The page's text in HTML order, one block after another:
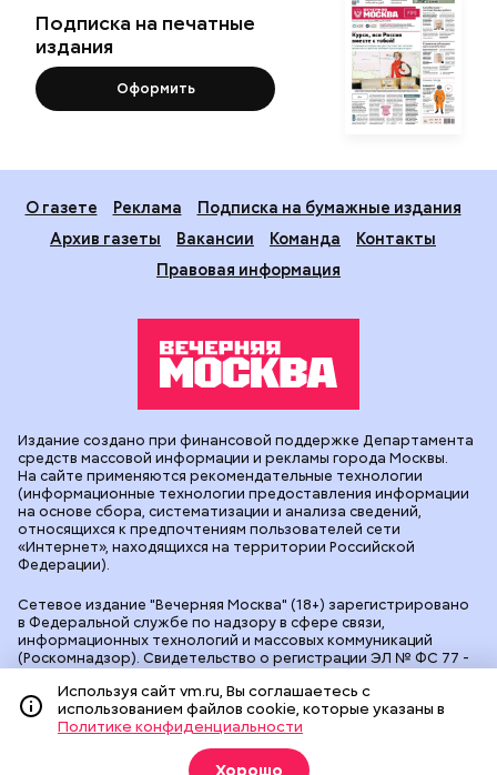
Подписка на печатные
издания
Оформить
О газете Реклама
Подписка на бумажные издания
Архив газеты
Вакансии Команда
Контакты
Правовая информация
Сетевое издание "Вечерняя Москва" (18+) зарегистрировано
в Федеральной службе по надзору в сфере связи,
информационных технологий и массовых коммуникаций
(Роскомнадзор). Свидетельство о регистрации ЭЛ № ФС 77 -
"Вечерняя Москва". Главный редакторvm.ru: Александр
Геннадьевич Глуходедов. Адрес редакции: 127015, г.Москва,
Бумажный пр-д, д. 14, стр. 2. Телефон:+7(499)557-04-24
. Почта для связи с редакцией сайта:
Издание создано при финансовой поддержке Департамента
средств массовой информации и рекламы города Москвы.
На сайте применяются рекомендательные технологии
(информационные технологии предоставления информации
на основе сбора, систематизации и анализа сведений,
относящихся к предпочтениям пользователей сети
«Интернет», находящихся на территории Российской
Федерации).
Используя сайт vm.ru, Вы соглашаетесь с
использованием файлов cookie, которые указаны в
Политике конфиденциальности
Хорошо